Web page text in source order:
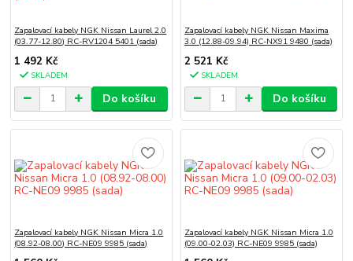
Zapalovací kabely NGK Nissan Laurel 2.0
(03.77-12.80) RC-RV1204 5401 (sada)
1 492 Kč
SKLADEM
Do košíku
Zapalovací kabely NGK Nissan Maxima
3.0 (12.88-09.94) RC-NX91 9480 (sada)
2 521 Kč
SKLADEM
Do košíku
Zapalovací kabely NGK Nissan Micra 1.0
(08.92-08.00) RC-NE09 9985 (sada)
Zapalovací kabely NGK Nissan Micra 1.0
(09.00-02.03) RC-NE09 9985 (sada)